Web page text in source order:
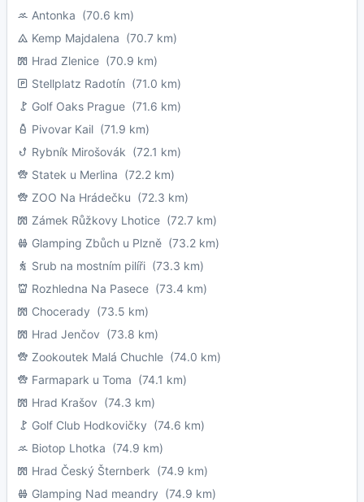
Antonka (70.6 km)
Kemp Majdalena (70.7 km)
Hrad Zlenice (70.9 km)
Stellplatz Radotín (71.0 km)
Golf Oaks Prague (71.6 km)
Pivovar Kail (71.9 km)
Rybník Mirošovák (72.1 km)
Statek u Merlina (72.2 km)
ZOO Na Hrádečku (72.3 km)
Zámek Růžkovy Lhotice (72.7 km)
Glamping Zbůch u Plzně (73.2 km)
Srub na mostním pilíři (73.3 km)
Rozhledna Na Pasece (73.4 km)
Chocerady (73.5 km)
Hrad Jenčov (73.8 km)
Zookoutek Malá Chuchle (74.0 km)
Farmapark u Toma (74.1 km)
Hrad Krašov (74.3 km)
Golf Club Hodkovičky (74.6 km)
Biotop Lhotka (74.9 km)
Hrad Český Šternberk (74.9 km)
Glamping Nad meandry (74.9 km)